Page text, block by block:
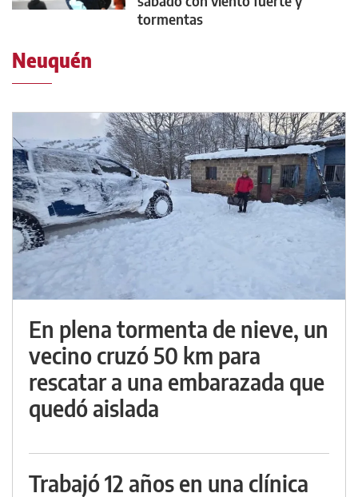
tormentas
Neuquén
En plena tormenta de nieve, un
vecino cruzó 50 km para
rescatar a una embarazada que
quedó aislada
Trabajó 12 años en una clínica